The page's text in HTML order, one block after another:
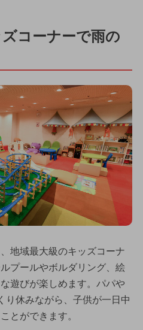
コーナーで雨の
地域最大級のキッズコーナ
プールやボルダリング、絵
遊びが楽しめます。パパや
り休みながら、子供が一日中
とができます。